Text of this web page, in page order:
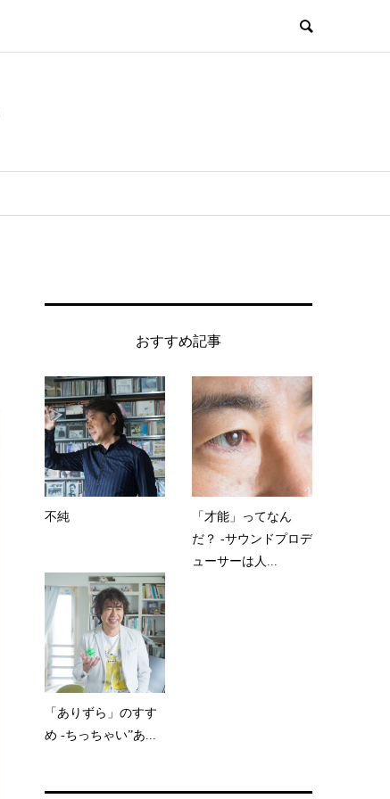
おすすめ記事
不純
「才能」ってなん
だ？ -サウンドプロデ
ューサーは人...
「ありずら」のすす
め -ちっちゃい”あ...